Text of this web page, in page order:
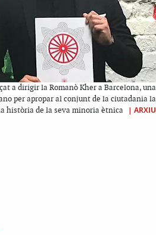
a dirigir la Romanò Kher a Barcelona, una
per apropar al conjunt de la ciutadania la
història de la seva minoria ètnica
| ARXIU